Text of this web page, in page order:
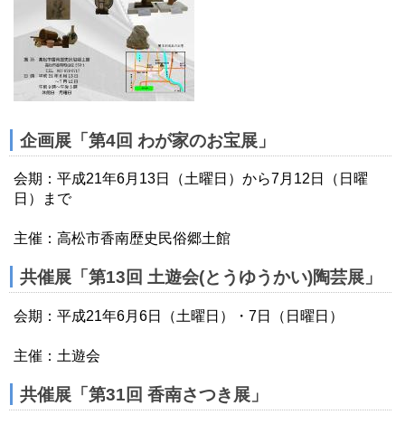
企画展「第4回 わが家のお宝展」
会期：平成21年6月13日（土曜日）から7月12日（日曜
日）まで
主催：高松市香南歴史民俗郷土館
共催展「第13回 土遊会(とうゆうかい)陶芸展」
会期：平成21年6月6日（土曜日）・7日（日曜日）
主催：土遊会
共催展「第31回 香南さつき展」